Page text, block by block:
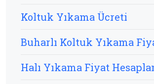
Koltuk Yıkama Ücreti
Buharlı Koltuk Yıkama
Halı Yıkama Fiyat